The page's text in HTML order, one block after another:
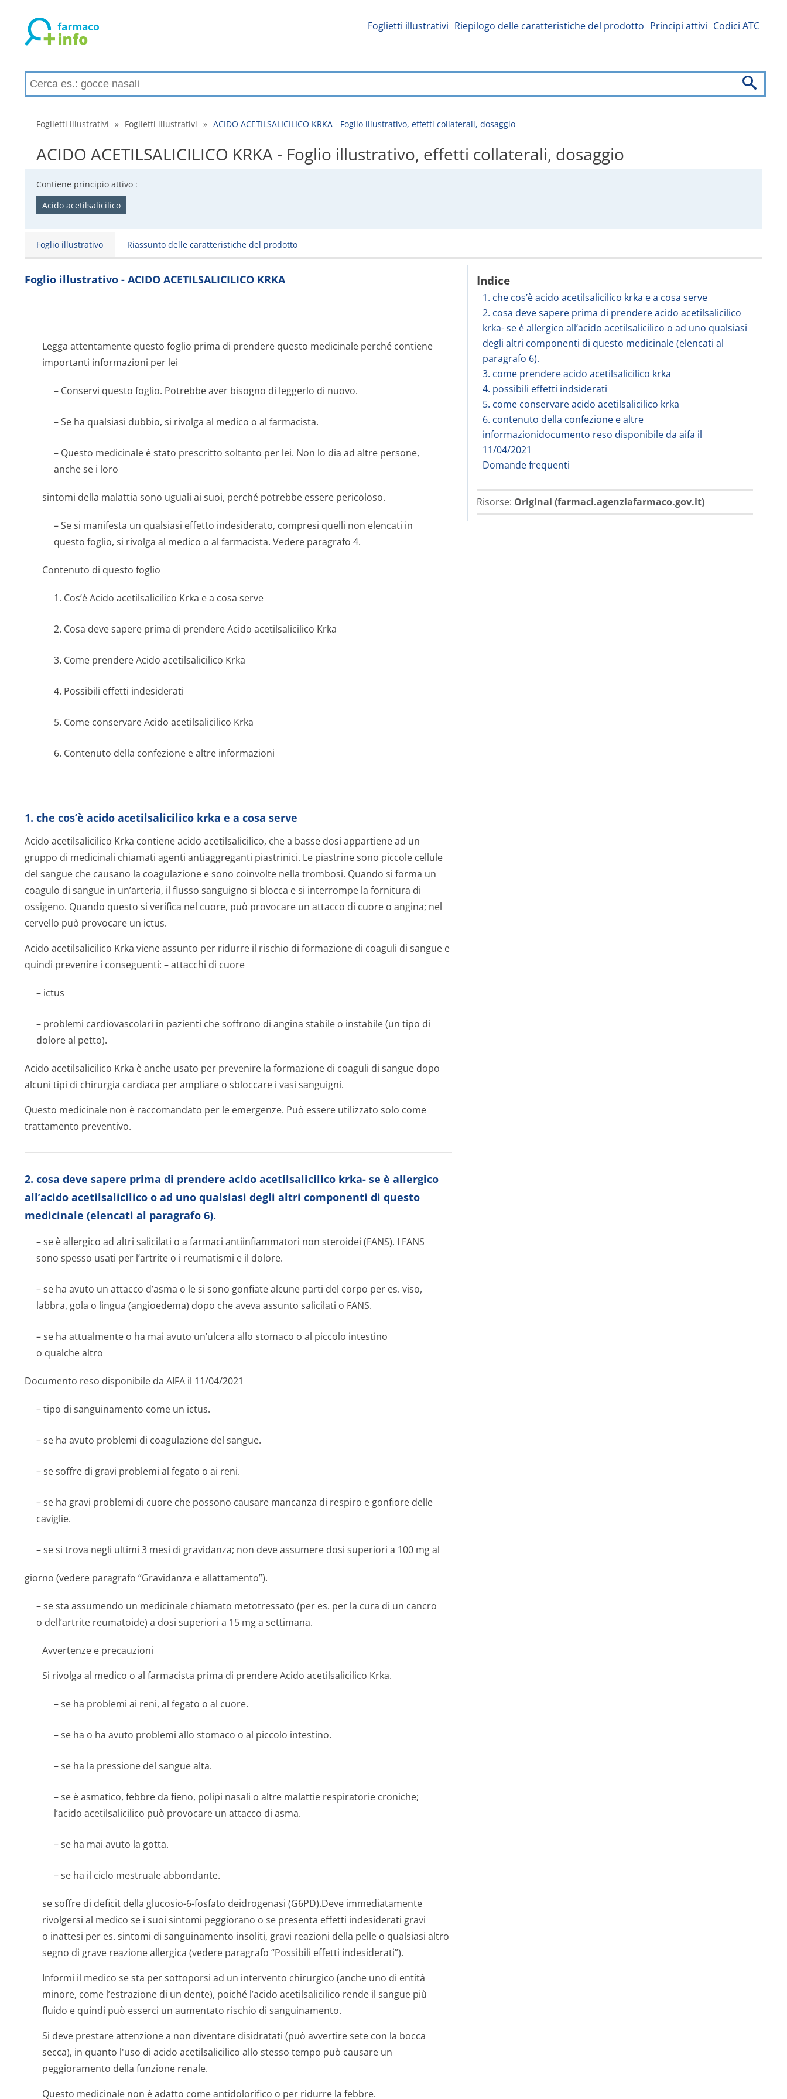
Foglietti illustrativi Riepilogo delle caratteristiche del prodotto Principi attivi Codici ATC
Foglietti illustrativi » Foglietti illustrativi » ACIDO ACETILSALICILICO KRKA - Foglio illustrativo, effetti collaterali, dosaggio
ACIDO ACETILSALICILICO KRKA - Foglio illustrativo, effetti collaterali, dosaggio
Contiene principio attivo :
Acido acetilsalicilico
Foglio illustrativo Riassunto delle caratteristiche del prodotto
Indice
1. che cos’è acido acetilsalicilico krka e a cosa serve
2. cosa deve sapere prima di prendere acido acetilsalicilico
krka- se è allergico all’acido acetilsalicilico o ad uno qualsiasi
degli altri componenti di questo medicinale (elencati al
paragrafo 6).
3. come prendere acido acetilsalicilico krka
4. possibili effetti indsiderati
5. come conservare acido acetilsalicilico krka
6. contenuto della confezione e altre
informazionidocumento reso disponibile da aifa il
11/04/2021
Domande frequenti
Risorse: Original (farmaci.agenziafarmaco.gov.it)
Foglio illustrativo - ACIDO ACETILSALICILICO KRKA
Legga attentamente questo foglio prima di prendere questo medicinale perché contiene
importanti informazioni per lei
– Conservi questo foglio. Potrebbe aver bisogno di leggerlo di nuovo.
– Se ha qualsiasi dubbio, si rivolga al medico o al farmacista.
– Questo medicinale è stato prescritto soltanto per lei. Non lo dia ad altre persone,
anche se i loro
sintomi della malattia sono uguali ai suoi, perché potrebbe essere pericoloso.
– Se si manifesta un qualsiasi effetto indesiderato, compresi quelli non elencati in
questo foglio, si rivolga al medico o al farmacista. Vedere paragrafo 4.
Contenuto di questo foglio
1. Cos’è Acido acetilsalicilico Krka e a cosa serve
2. Cosa deve sapere prima di prendere Acido acetilsalicili­co Krka
3. Come prendere Acido acetilsalicilico Krka
4. Possibili effetti indesiderati
5. Come conservare Acido acetilsalicilico Krka
6. Contenuto della confezione e altre informazioni
1. che cos’è acido acetilsalicilico krka e a cosa serve
Acido acetilsalicilico Krka contiene acido acetilsalicilico, che a basse dosi appartiene ad un
gruppo di medicinali chiamati agenti antiaggreganti piastrinici. Le piastrine sono piccole cellule
del sangue che causano la coagulazione e sono coinvolte nella trombosi. Quando si forma un
coagulo di sangue in un’arteria, il flusso sanguigno si blocca e si interrompe la fornitura di
ossigeno. Quando questo si verifica nel cuore, può provocare un attacco di cuore o angina; nel
cervello può provocare un ictus.
Acido acetilsalicilico Krka viene assunto per ridurre il rischio di formazione di coaguli di sangue e
quindi prevenire i conseguenti: – attacchi di cuore
– ictus
– problemi cardiovascolari in pazienti che soffrono di angina stabile o instabile (un tipo di
dolore al petto).
Acido acetilsalicilico Krka è anche usato per prevenire la formazione di coaguli di sangue dopo
alcuni tipi di chirurgia cardiaca per ampliare o sbloccare i vasi sanguigni.
Questo medicinale non è raccomandato per le emergenze. Può essere utilizzato solo come
trattamento preventivo.
2. cosa deve sapere prima di prendere acido acetilsalicilico krka- se è allergico
all’acido acetilsalicilico o ad uno qualsiasi degli altri componenti di questo
medicinale (elencati al paragrafo 6).
– se è allergico ad altri salicilati o a farmaci antiinfiammatori non steroidei (FANS). I FANS
sono spesso usati per l’artrite o i reumatismi e il dolore.
– se ha avuto un attacco d’asma o le si sono gonfiate alcune parti del corpo per es. viso,
labbra, gola o lingua (angioedema) dopo che aveva assunto salicilati o FANS.
– se ha attualmente o ha mai avuto un’ulcera allo stomaco o al piccolo intestino
o qualche altro
Documento reso disponibile da AIFA il 11/04/2021
– tipo di sanguinamento come un ictus.
– se ha avuto problemi di coagulazione del sangue.
– se soffre di gravi problemi al fegato o ai reni.
– se ha gravi problemi di cuore che possono causare mancanza di respiro e gonfiore delle
caviglie.
– se si trova negli ultimi 3 mesi di gravidanza; non deve assumere dosi superiori a 100 mg al
giorno (vedere paragrafo “Gravidanza e allattamento”).
– se sta assumendo un medicinale chiamato metotressato (per es. per la cura di un cancro
o dell’artrite reumatoide) a dosi superiori a 15 mg a settimana.
Avvertenze e precauzioni
Si rivolga al medico o al farmacista prima di prendere Acido acetilsalicili­co Krka.
– se ha problemi ai reni, al fegato o al cuore.
– se ha o ha avuto problemi allo stomaco o al piccolo intestino.
– se ha la pressione del sangue alta.
– se è asmatico, febbre da fieno, polipi nasali o altre malattie respiratorie croniche;
l’acido acetilsalicilico può provocare un attacco di asma.
– se ha mai avuto la gotta.
– se ha il ciclo mestruale abbondante.
se soffre di deficit della glucosio-6-fosfato deidrogenasi (G6PD).Deve immediatamente
rivolgersi al medico se i suoi sintomi peggiorano o se presenta effetti indesiderati gravi
o inattesi per es. sintomi di sanguinamento insoliti, gravi reazioni della pelle o qualsiasi altro
segno di grave reazione allergica (vedere paragrafo “Possibili effetti indesiderati”).
Informi il medico se sta per sottoporsi ad un intervento chirurgico (anche uno di entità
minore, come l’estrazione di un dente), poiché l’acido acetilsalicilico rende il sangue più
fluido e quindi può esserci un aumentato rischio di sanguinamento.
Si deve prestare attenzione a non diventare disidratati (può avvertire sete con la bocca
secca), in quanto l'uso di acido acetilsalicilico allo stesso tempo può causare un
peggioramento della funzione renale.
Questo medicinale non è adatto come antidolorifico o per ridurre la febbre.